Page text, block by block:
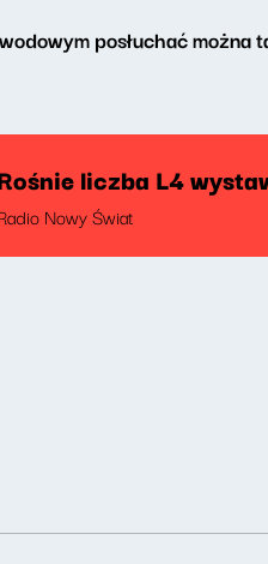
posłuchać
liczba L4
Nowy Świat